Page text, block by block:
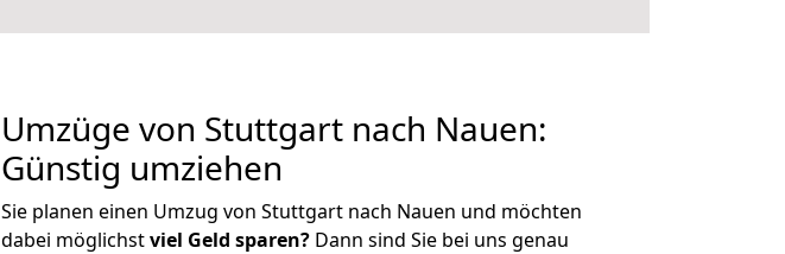
Umzüge von Stuttgart nach Nauen:
Günstig umziehen
Sie planen einen Umzug von Stuttgart nach Nauen und möchten
dabei möglichstviel Geld sparen? Dann sind Sie bei uns genau